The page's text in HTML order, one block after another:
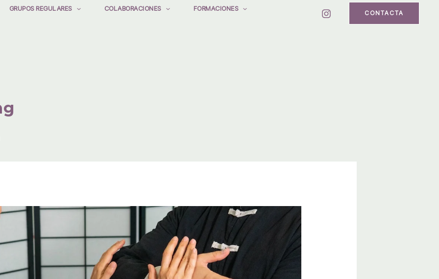
GRUPOS REGULARES COLABORACIONES
FORMACIONES
CONTACTA